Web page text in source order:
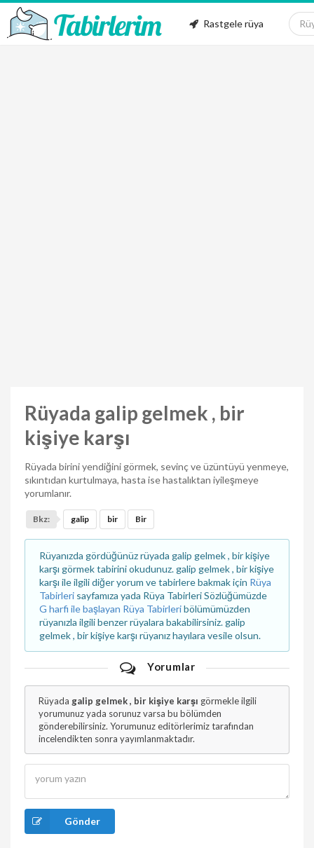
Rastgele rüya
Rüyada galip gelmek , bir
kişiye karşı
Rüyada birini yendiğini görmek, sevinç ve üzüntüyü yenmeye,
sıkıntıdan kurtulmaya, hasta ise hastalıktan iyileşmeye
yorumlanır.
Bkz: galip bir Bir
Rüyanızda gördüğünüz rüyada galip gelmek , bir kişiye
karşı görmek tabirini okudunuz. galip gelmek , bir kişiye
karşı ile ilgili diğer yorum ve tabirlere bakmak için Rüya
Tabirleri sayfamıza yada Rüya Tabirleri Sözlüğümüzde
G harfi ile başlayan Rüya Tabirleribölümümüzden
rüyanızla ilgili benzer rüyalara bakabilirsiniz. galip
gelmek , bir kişiye karşı rüyanız hayılara vesile olsun.
Yorumlar
Rüyada galip gelmek , bir kişiye karşı görmekle ilgili
yorumunuz yada sorunuz varsa bu bölümden
gönderebilirsiniz. Yorumunuz editörlerimiz tarafından
incelendikten sonra yayımlanmaktadır.
Gönder